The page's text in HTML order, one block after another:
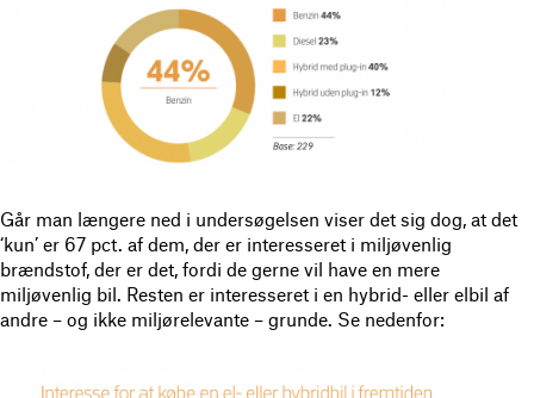
Går man længere ned i undersøgelsen viser det sig dog, at det
‘kun’ er 67 pct. af dem, der er interesseret i miljøvenlig
brændstof, der er det, fordi de gerne vil have en mere
miljøvenlig bil. Resten er interesseret i en hybrid- eller elbil af
andre – og ikke miljørelevante – grunde. Se nedenfor: